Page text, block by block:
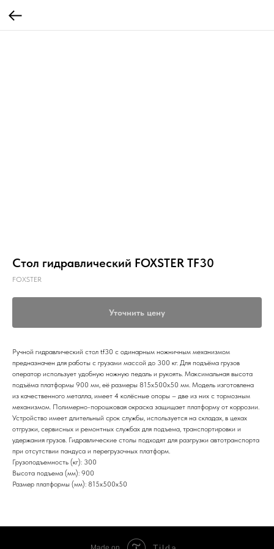
Стол гидравлический FOXSTER TF30
FOXSTER
Уточнить цену
Ручной гидравлический стол tf30 с одинарным ножничным механизмом
предназначен для работы с грузами массой до 300 кг. Для подъёма грузов
оператор использует удобную ножную педаль и рукоять. Максимальная высота
подъёма платформы 900 мм, её размеры 815x500х50 мм. Модель изготовлена
из качественного металла, имеет 4 колёсные опоры – две из них с тормозным
механизмом. Полимерно-порошковая окраска защищает платформу от коррозии.
Устройство имеет длительный срок службы, используется на складах, в цехах
отгрузки, сервисных и ремонтных службах для подъема, транспортировки и
удержания грузов. Гидравлические столы подходят для разгрузки автотранспорта
при отсутствии пандуса и перегрузочных платформ.
Грузоподъемность (кг): 300
Высота подъема (мм): 900
Размер платформы (мм): 815x500х50